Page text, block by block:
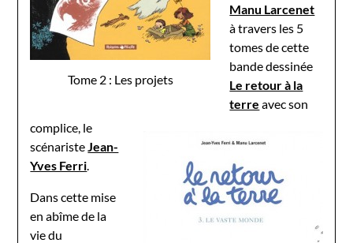
Tome 2 : Les projets
Manu Larcenet
à travers les 5
tomes de cette
bande dessinée
Le retour à la
terre avec son
complice, le
scénariste Jean-
Yves Ferri
Dans cette mise
en abîme de la
vie du